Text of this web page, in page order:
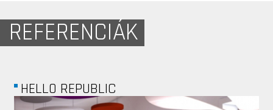
REFERENCIÁK
CUSHMAN AND...